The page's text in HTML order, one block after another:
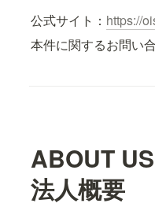
公式サイト： https://
本件に関するお問い
ABOUT US
法人概要